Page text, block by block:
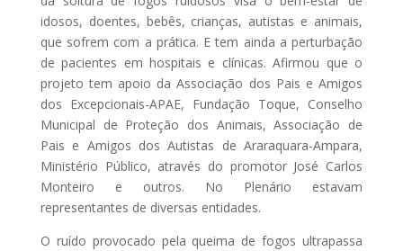
idosos, doentes, bebês, crianças, autistas e animais,
que sofrem com a prática. E tem ainda a perturbação
de pacientes em hospitais e clínicas. Afirmou que o
projeto tem apoio da Associação dos Pais e Amigos
dos Excepcionais-APAE, Fundação Toque, Conselho
Municipal de Proteção dos Animais, Associação de
Pais e Amigos dos Autistas de Araraquara-Ampara,
Ministério Público, através do promotor José Carlos
Monteiro e outros. No Plenário estavam
representantes de diversas entidades.
O ruído provocado pela queima de fogos ultrapassa